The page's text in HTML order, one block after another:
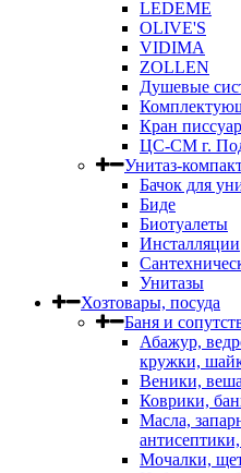
LEDEME
OLIVE'S
VIDIMA
ZOLLEN
Душевые
Кран
ЦС-СМ г.
Унитаз-
Бачок для
Биде
Биотуалеты
Инсталляции
Унитазы
Хозтовары, посуда
Баня и
Абажур,
кружки,
Веники,
Коврики,
Масла,
Мочалки,